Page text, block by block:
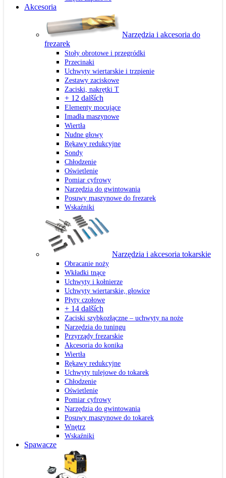
Akcesoria
Narzędzia i akcesoria do
frezarek
Stoły obrotowe i przegródki
Przecinaki
Uchwyty wiertarskie i trzpienie
Zestawy zaciskowe
Zaciski, nakrętki T
+ 12 dalších
Elementy mocujące
Imadła maszynowe
Wiertła
Nudne głowy
Rękawy redukcyjne
Sondy
Chłodzenie
Oświetlenie
Pomiar cyfrowy
Narzędzia do gwintowania
Posuwy maszynowe do frezarek
Wskaźniki
Narzędzia i akcesoria tokarskie
Obracanie noży
Wkładki tnące
Uchwyty i kołnierze
Uchwyty wiertarskie, głowice
Płyty czołowe
+ 14 dalších
Zaciski szybkozłączne – uchwyty na noże
Narzędzia do tuningu
Przyrządy frezarskie
Akcesoria do konika
Wiertła
Rękawy redukcyjne
Uchwyty tulejowe do tokarek
Chłodzenie
Oświetlenie
Pomiar cyfrowy
Narzędzia do gwintowania
Posuwy maszynowe do tokarek
Wnętrz
Wskaźniki
Spawacze